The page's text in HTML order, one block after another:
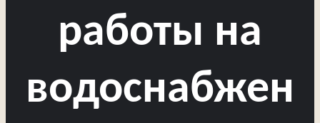
работы на
водоснабжен